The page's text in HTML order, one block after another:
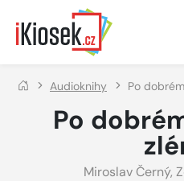
Přejít na hlavní obsah
Audioknihy Po
Po
Miroslav Černý,